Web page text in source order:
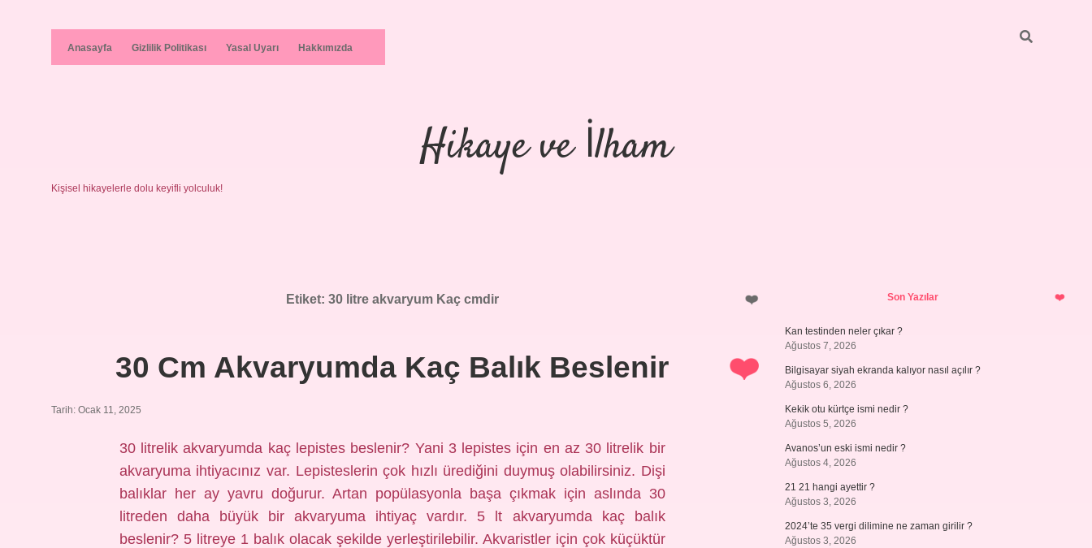
Anasayfa Gizlilik Politikası Yasal Uyarı Hakkımızda
Hikaye ve İlham
Kişisel hikayelerle dolu keyifli yolculuk!
Etiket: 30 litre akvaryum Kaç cmdir
30 Cm Akvaryumda Kaç Balık Beslenir
Tarih: Ocak 11, 2025
30 litrelik akvaryumda kaç lepistes beslenir? Yani 3 lepistes için en az 30 litrelik bir
akvaryuma ihtiyacınız var. Lepisteslerin çok hızlı ürediğini duymuş olabilirsiniz. Dişi
balıklar her ay yavru doğurur. Artan popülasyonla başa çıkmak için aslında 30
litreden daha büyük bir akvaryuma ihtiyaç vardır. 5 lt akvaryumda kaç balık
beslenir? 5 litreye 1 balık olacak şekilde yerleştirilebilir. Akvaristler için çok küçüktür
SidebarSon Yazılar
Kan testinden neler çıkar ?
Ağustos 7, 2026
Bilgisayar siyah ekranda kalıyor nasıl açılır ?
Ağustos 6, 2026
Kekik otu kürtçe ismi nedir ?
Ağustos 5, 2026
Avanos’un eski ismi nedir ?
Ağustos 4, 2026
21 21 hangi ayettir ?
Ağustos 3, 2026
2024’te 35 vergi dilimine ne zaman girilir ?
Ağustos 3, 2026